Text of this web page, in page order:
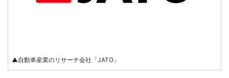
▲自動車産業のリサーチ会社「JATO」